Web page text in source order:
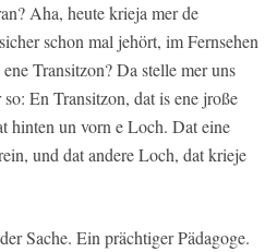
Aha, heute krieja mer de
schon mal jehört, im Fernsehen
Transitzon? Da stelle mer uns
En Transitzon, dat is ene jroße
hinten un vorn e Loch. Dat eine
und dat andere Loch, dat krieje
Sache. Ein prächtiger Pädagoge.